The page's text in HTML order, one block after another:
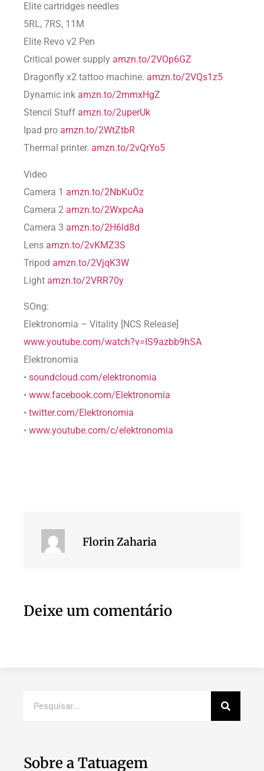
Elite cartridges needles
5RL, 7RS, 11M
Elite Revo v2 Pen
Critical power supply amzn.to/2VOp6GZ
Dragonfly x2 tattoo machine. amzn.to/2VQs1z5
Dynamic ink amzn.to/2mmxHgZ
Stencil Stuff amzn.to/2uperUk
Ipad pro amzn.to/2WtZtbR
Thermal printer. amzn.to/2vQrYo5
Video
Camera 1 amzn.to/2NbKuOz
Camera 2 amzn.to/2WxpcAa
Camera 3 amzn.to/2H6ld8d
Lens amzn.to/2vKMZ3S
Tripod amzn.to/2VjqK3W
Light amzn.to/2VRR70y
SOng:
Elektronomia – Vitality [NCS Release]
www.youtube.com/watch?v=IS9azbb9hSA
Elektronomia
• soundcloud.com/elektronomia
• www.facebook.com/Elektronomia
• twitter.com/Elektronomia
• www.youtube.com/c/elektronomia
Florin Zaharia
Deixe um comentário
Sobre a Tatuagem